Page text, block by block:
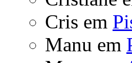
Cris em
Manu em